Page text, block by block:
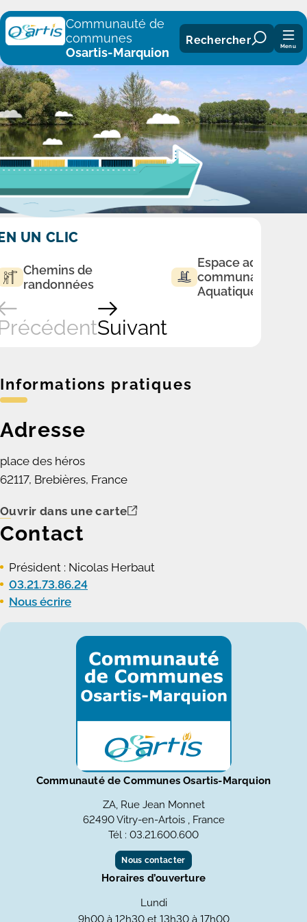
Panneau de gestion des cookies
Communauté de
communes
Osartis-Marquion
Rechercher Menu
UN CLIC
Chemins de
randonnées
Espace
communautaire
Aquatique
Suivant
Informations pratiques
Adresse
place des héros
62117, Brebières, France
Ouvrir dans une carte
Contact
Président : Nicolas Herbaut
03.21.73.86.24
Nous écrire
Communauté de Communes Osartis-Marquion
ZA, Rue Jean Monnet
62490 Vitry-en-Artois , France
Tél : 03.21.600.600
Nous contacter
Horaires d’ouverture
Lundi
9h00 à 12h30 et 13h30 à 17h00